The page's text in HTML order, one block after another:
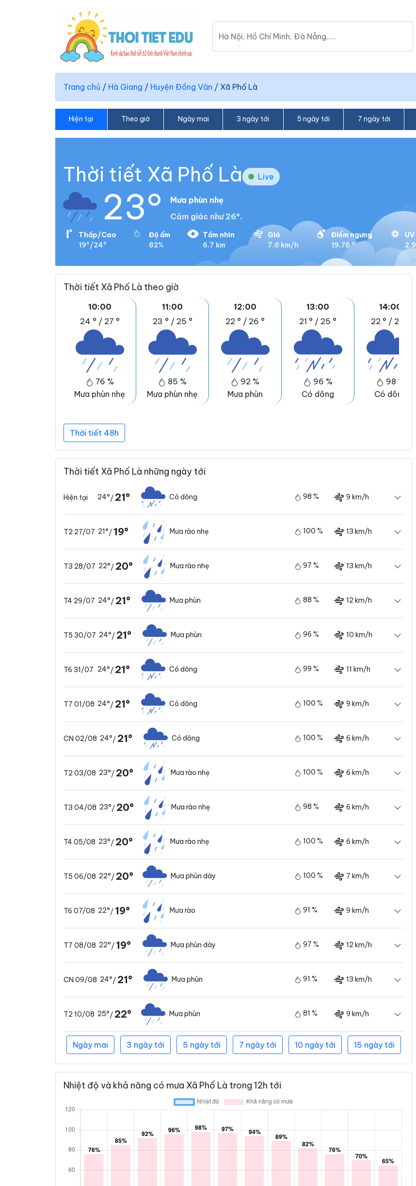
Trang chủ / Hà Giang / Huyện Đồng Văn / Xã Phố Là
Hiện tại Theo giờ Ngày mai 3 ngày tới 5 ngày tới 7 ngày tới
Thời tiết Xã Phố Là Live
23°
Mưa phùn nhẹ
Cảm giác như 26°.
Thấp/Cao
19°/24°
Độ ẩm
82%
Tầm nhìn
6.7 km
Gió
7.6 km/h
Điểm ngưng
19.76 °
UV
2.9
Thời tiết Xã Phố Là theo giờ
10:00
24 ° / 27 °
76 %
Mưa phùn nhẹ
11:00
23 ° / 25 °
85 %
Mưa phùn nhẹ
12:00
22 ° / 26 °
92 %
Mưa phùn
13:00
21 ° / 25 °
96 %
Có dông
14:00
22 ° / 26 °
98 %
Có dông
Thời tiết 48h
Thời tiết Xã Phố Là những ngày tới
Hiện tại 24°/ 21° Có dông 98 % 9 km/h
T2 27/07 21°/ 19° Mưa rào nhẹ 100 % 13 km/h
T3 28/07 22°/ 20° Mưa rào nhẹ 97 % 13 km/h
T4 29/07 24°/ 21° Mưa phùn 88 % 12 km/h
T5 30/07 24°/ 21° Mưa phùn 96 % 10 km/h
T6 31/07 24°/ 21° Có dông 99 % 11 km/h
T7 01/08 24°/ 21° Có dông 100 % 9 km/h
CN 02/08 24°/ 21° Có dông 100 % 6 km/h
T2 03/08 23°/ 20° Mưa rào nhẹ 100 % 6 km/h
T3 04/08 23°/ 20° Mưa rào nhẹ 98 % 6 km/h
T4 05/08 23°/ 20° Mưa rào nhẹ 100 % 6 km/h
T5 06/08 22°/ 20° Mưa phùn dày 100 % 7 km/h
T6 07/08 22°/ 19° Mưa rào 91 % 9 km/h
T7 08/08 22°/ 19° Mưa phùn dày 97 % 12 km/h
CN 09/08 24°/ 21° Mưa phùn 91 % 13 km/h
T2 10/08 25°/ 22° Mưa phùn 81 % 9 km/h
Ngày mai 3 ngày tới 5 ngày tới 7 ngày tới 10 ngày tới 15 ngày tới
Nhiệt độ và khả năng có mưa Xã Phố Là trong 12h tới